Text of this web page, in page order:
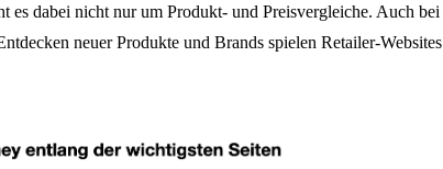
es dabei nicht nur um Produkt- und Preisvergleiche. Auch bei
neuer Produkte und Brands spielen Retailer-Websites